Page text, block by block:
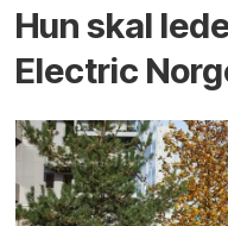
Hun skal
Electric